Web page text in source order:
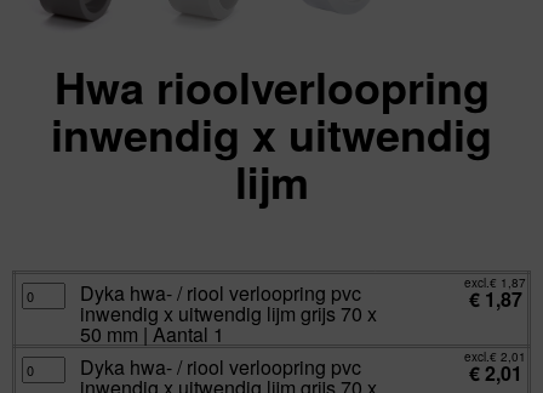
Hwa rioolverloopring
inwendig x uitwendig
lijm
Dyka
hwa-
/
verloopring
pvc
inwendig
x
Dyka hwa- / riool verloopring pvc
inwendig x uitwendig lijm grijs 70 x
50 mm | Aantal 1
excl.€ 1,87
€ 1,87
Dyka
hwa-
/
Dyka hwa- / riool verloopring pvc excl.€ 2,01
€2,01